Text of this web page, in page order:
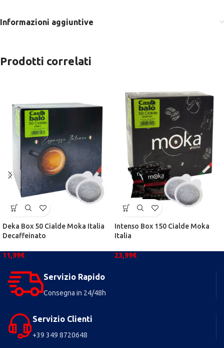
Informazioni aggiuntive
Prodotti correlati
Deka Box 50 Cialde Moka Italia
Decaffeinato
11,99€
Intenso Box 150 Cialde Moka
Italia
23,99€
Servizio Rapido
Consegna in 24/48h
Servizio Clienti
+39 349 8720648